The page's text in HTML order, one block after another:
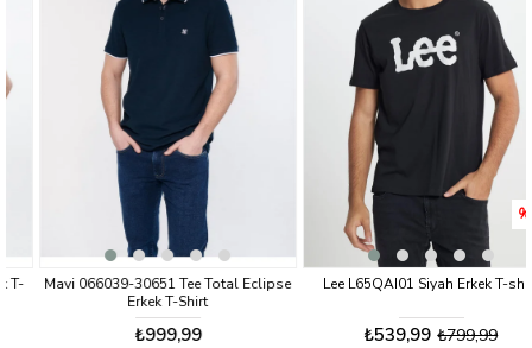
Mavi 066039-30651 Tee Total Eclipse
Erkek T-Shirt
₺999,99
Lee L65QAI01 Siyah Erkek T-shirt
₺539,99 ₺799,99
%33